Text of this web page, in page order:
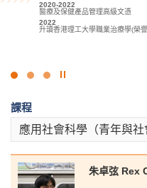
2020-2022
醫療及保健產品管理高級文憑
2022
升讀香港理工大學職業治療學(榮
2022-2024
體育及康樂管理高級文憑
2024
升讀香港中文大學理學士 (運動科
盧鍵鋒 Kenji Lo
2023-2025
會計學高級文憑 - 會計及財務策劃
點
止
幻
燈
片
課程
應用社會科學（青年與社
朱卓弦 Rex